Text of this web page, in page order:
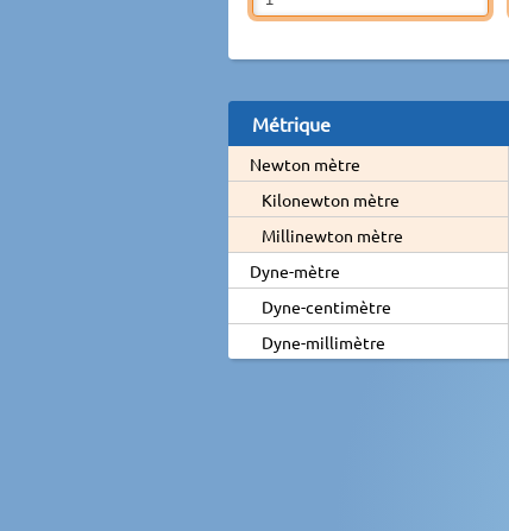
Métrique
Newton mètre
Kilonewton mètre
Millinewton mètre
Dyne-mètre
Dyne-centimètre
Dyne-millimètre